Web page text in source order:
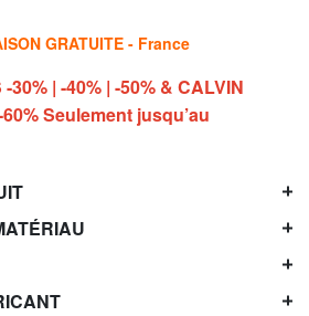
GRATUITE - France
30% | -40% | -50% & CALVIN
Seulement jusqu’au